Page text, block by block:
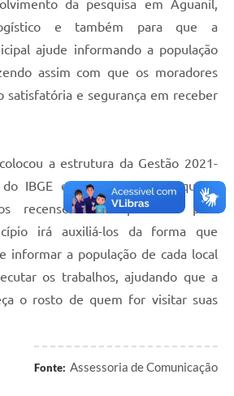
da pesquisa em Aguanil,
e também para que a
ajude informando a população
assim com que os moradores
satisfatória e segurança em receber
a estrutura da Gestão 2021-
do IBGE e disse que assim que o
recenseadores aprovados para
irá auxiliá-los da forma que
informar a população de cada local
os trabalhos, ajudando que a
o rosto de quem for visitar suas
Fonte: Assessoria de Comunicação